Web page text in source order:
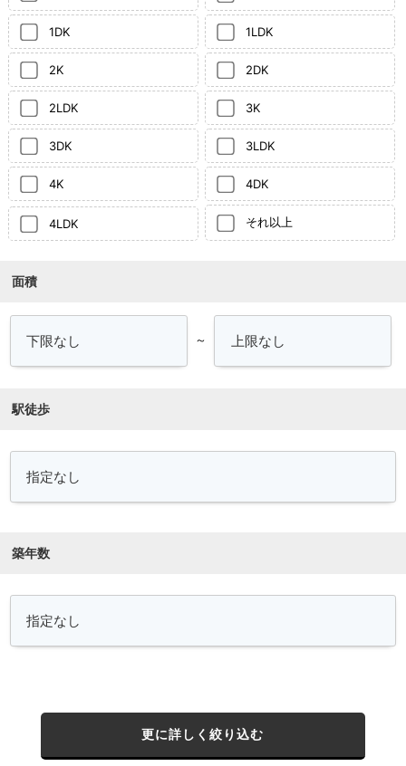
1DK 1LDK
2K 2DK
2LDK 3K
3DK 3LDK
4K 4DK
4LDK それ以上
面積
～
駅徒歩
築年数
更に詳しく絞り込む